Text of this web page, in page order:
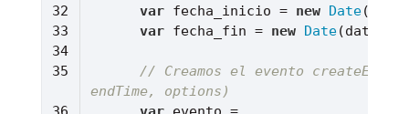
var fecha_inicio = new Date
var fecha_fin = new Date
// Creamos el evento
endTime, options)